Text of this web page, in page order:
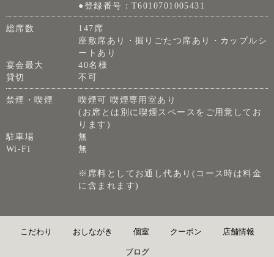
●登録番号：T6010701005431
総席数
147席
座敷席あり・掘りごたつ席あり・カップルシ
ートあり
宴会最大
40名様
貸切
不可
禁煙・喫煙
喫煙可 喫煙専用室あり
(お席とは別に喫煙スペースをご用意してお
ります)
駐車場
無
Wi-Fi
無
※席料としてお通し代あり(コース時は料金
に含まれます)
こだわり おしながき 個室 クーポン 店舗情報
ブログ